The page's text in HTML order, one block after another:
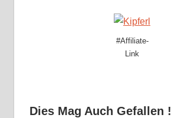
#Affiliate-
Link
Dies Mag Auch Gefallen !